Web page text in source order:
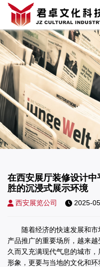
在西安展厅装修设计
胜的沉浸式展示环境
西安展览公司 2025-
随着经济的快速发展和
产品推广的重要场所，越来
久而又充满现代气息的城市
形象，更要与当地的文化和